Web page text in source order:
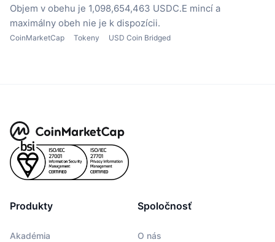
Objem v obehu je 1,098,654,463 USDC.E mincí a
maximálny obeh nie je k dispozícii.
CoinMarketCap Tokeny USD Coin Bridged
Produkty
Akadémia
Spoločnosť
O nás